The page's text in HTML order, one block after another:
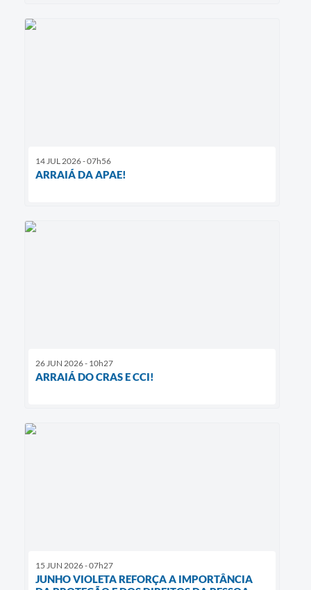
14 JUL 2026 - 07h56
ARRAIÁ DA APAE!
26 JUN 2026 - 10h27
ARRAIÁ DO CRAS E CCI!
15 JUN 2026 - 07h27
JUNHO VIOLETA REFORÇA A IMPORTÂNCIA